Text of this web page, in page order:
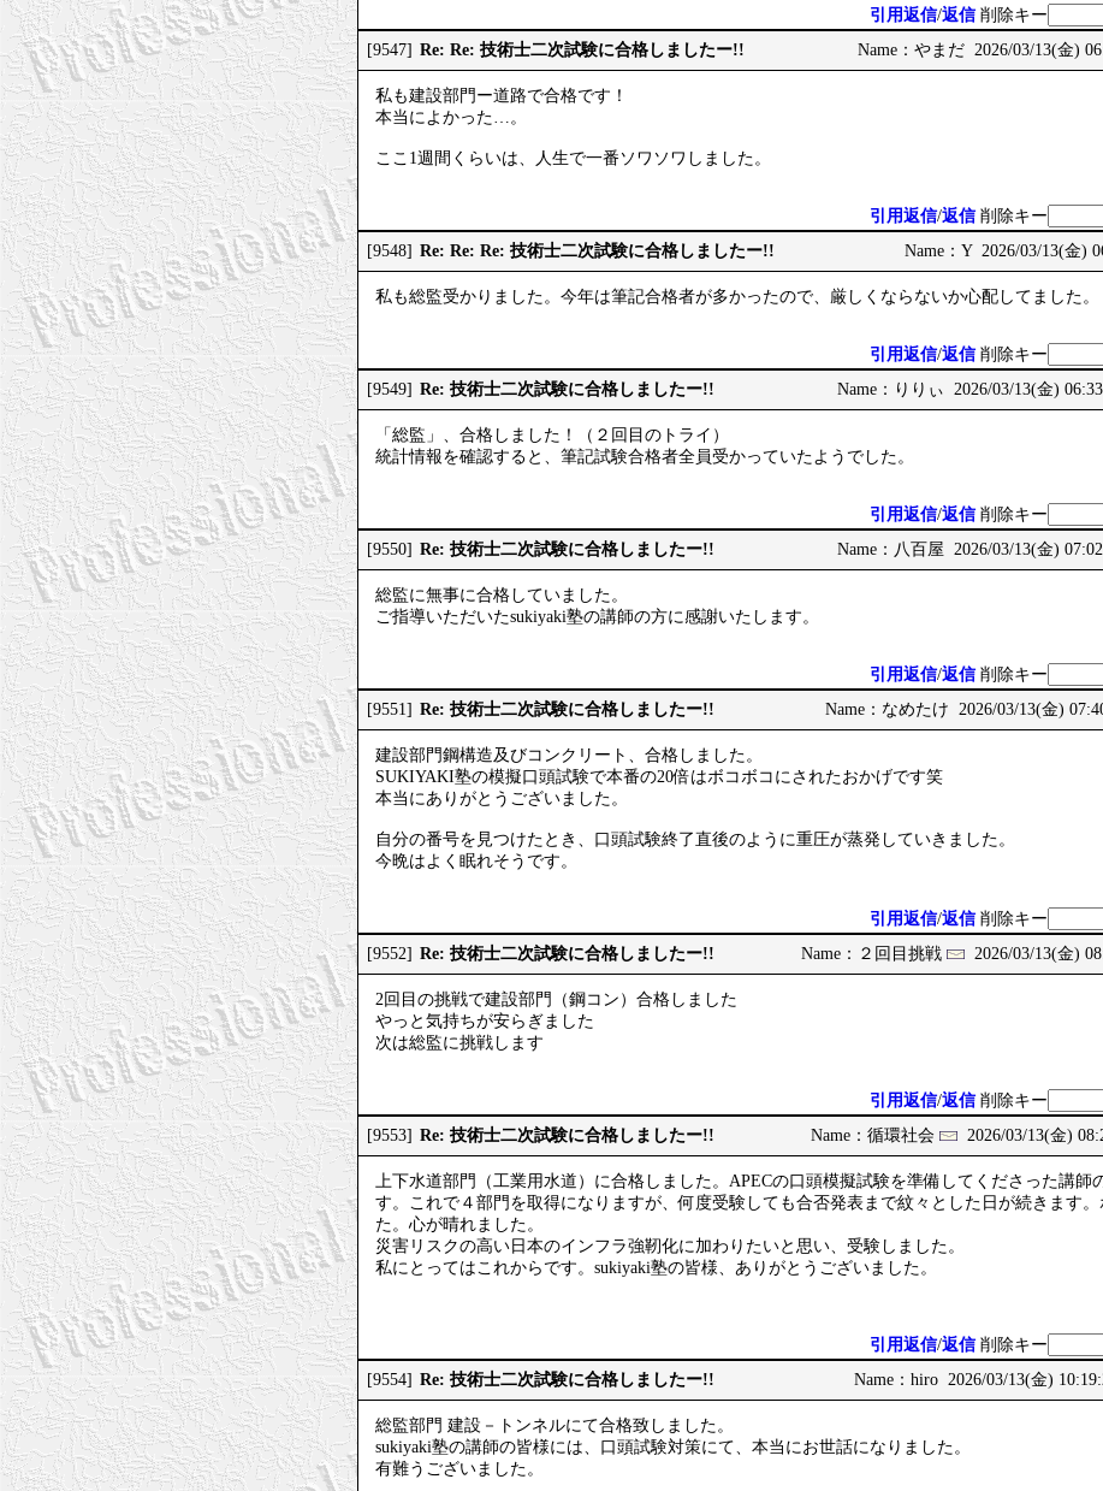
引用返信/返信 削除キー
[9547] Re: Re: 技術士二次試験に合格しましたー!! Name：やまだ 2026/03/13(金)
私も建設部門ー道路で合格です！
本当によかった…。
ここ1週間くらいは、人生で一番ソワソワしました。
引用返信/返信 削除キー
[9548] Re: Re: Re: 技術士二次試験に合格しましたー!! Name：Y 2026/03/13(金)
私も総監受かりました。今年は筆記合格者が多かったので、厳しくならないか心配してました。
引用返信/返信 削除キー
[9549] Re: 技術士二次試験に合格しましたー!! Name：りりぃ 2026/03/13(金)
「総監」、合格しました！（２回目のトライ）
統計情報を確認すると、筆記試験合格者全員受かっていたようでした。
引用返信/返信 削除キー
[9550] Re: 技術士二次試験に合格しましたー!! Name：八百屋 2026/03/13(金)
総監に無事に合格していました。
ご指導いただいたsukiyaki塾の講師の方に感謝いたします。
引用返信/返信 削除キー
[9551] Re: 技術士二次試験に合格しましたー!! Name：なめたけ 2026/03/13(金)
建設部門鋼構造及びコンクリート、合格しました。
SUKIYAKI塾の模擬口頭試験で本番の20倍はボコボコにされたおかげです笑
本当にありがとうございました。
自分の番号を見つけたとき、口頭試験終了直後のように重圧が蒸発していきました。
今晩はよく眠れそうです。
引用返信/返信 削除キー
[9552] Re: 技術士二次試験に合格しましたー!! Name：２回目挑戦 2026/03/13(金)
2回目の挑戦で建設部門（鋼コン）合格しました
やっと気持ちが安らぎました
次は総監に挑戦します
引用返信/返信 削除キー
[9553] Re: 技術士二次試験に合格しましたー!! Name：循環社会 2026/03/13(金)
上下水道部門（工業用水道）に合格しました。APECの口頭模擬試験を準備してくださった講師
す。これで４部門を取得になりますが、何度受験しても合否発表まで紋々とした日が続きます
た。心が晴れました。
災害リスクの高い日本のインフラ強靭化に加わりたいと思い、受験しました。
私にとってはこれからです。sukiyaki塾の皆様、ありがとうございました。
引用返信/返信 削除キー
[9554] Re: 技術士二次試験に合格しましたー!! Name：hiro 2026/03/13(金)
総監部門 建設－トンネルにて合格致しました。
sukiyaki塾の講師の皆様には、口頭試験対策にて、本当にお世話になりました。
有難うございました。